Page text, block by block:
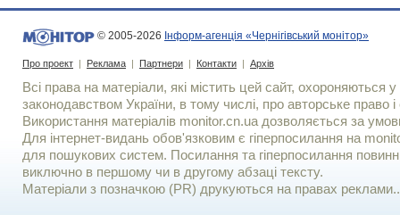
© 2005-2026 Інформ-агенція «Чернігівський монітор»
Про проект | Реклама | Партнери | Контакти | Архів
Всі права на матеріали, які містить цей сайт, охороняються у
законодавством України, в тому числі, про авторське право і
Використання матерiалiв monitor.cn.ua дозволяється за
Для iнтернет-видань обов'язковим є гiперпосилання на
для пошукових систем. Посилання та гіперпосилання
виключно в першому чи в другому абзаці тексту.
Матеріали з позначкою (PR) друкуються на правах реклами..